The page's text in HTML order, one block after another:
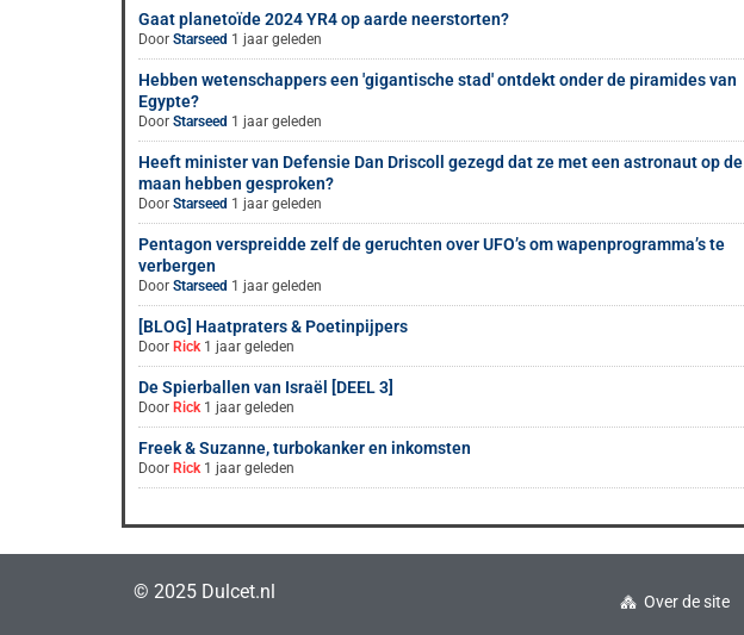
Gaat planetoïde 2024 YR4 op aarde neerstorten?
Door Starseed 1 jaar geleden
Hebben wetenschappers een 'gigantische stad' ontdekt onder de piramides van
Egypte?
Door Starseed 1 jaar geleden
Heeft minister van Defensie Dan Driscoll gezegd dat ze met een astronaut op de
maan hebben gesproken?
Door Starseed 1 jaar geleden
Pentagon verspreidde zelf de geruchten over UFO’s om wapenprogramma’s te
verbergen
Door Starseed 1 jaar geleden
[BLOG] Haatpraters & Poetinpijpers
Door Rick 1 jaar geleden
De Spierballen van Israël [DEEL 3]
Door Rick 1 jaar geleden
Freek & Suzanne, turbokanker en inkomsten
Door Rick 1 jaar geleden
© 2025 Dulcet.nl Over de site